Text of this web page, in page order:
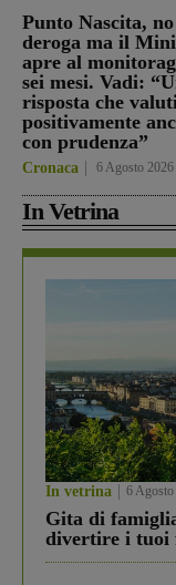
Punto Nascita,
deroga ma il
apre al
sei mesi. Vadi:
risposta che
positivamente
con prudenza”
Cronaca 6 Agosto 2026
In Vetrina
In vetrina 6
Gita di
divertire i tuoi